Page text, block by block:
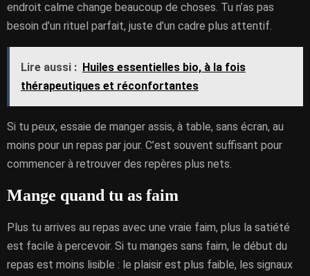
endroit calme change beaucoup de choses. Tu n’as pas
besoin d’un rituel parfait, juste d’un cadre plus attentif.
Lire aussi : Huiles essentielles bio, à la fois
thérapeutiques et réconfortantes
Si tu peux, essaie de manger assis, à table, sans écran, au
moins pour un repas par jour. C’est souvent suffisant pour
commencer à retrouver des repères plus nets.
Mange quand tu as faim
Plus tu arrives au repas avec une vraie faim, plus la satiété
est facile à percevoir. Si tu manges sans faim, le début du
repas est moins lisible : le plaisir est plus faible, les signaux